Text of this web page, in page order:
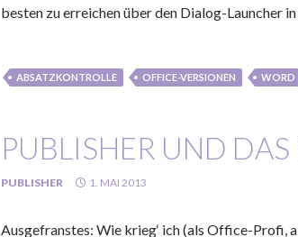
besten zu erreichen über den Dialog-Launcher
ABSATZKONTROLLE OFFICE-VERSIONEN WORD
PUBLISHER UND DAS
PUBLISHER 1. MAI 2013
Ausgefranstes: Wie krieg‘ ich (als Office-Profi,